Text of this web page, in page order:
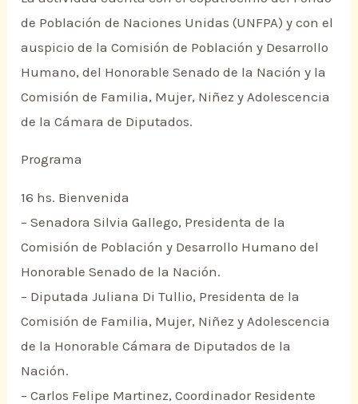
de Población de Naciones Unidas (UNFPA) y con el
auspicio de la Comisión de Población y Desarrollo
Humano, del Honorable Senado de la Nación y la
Comisión de Familia, Mujer, Niñez y Adolescencia
de la Cámara de Diputados.
Programa
16 hs. Bienvenida
– Senadora Silvia Gallego, Presidenta de la
Comisión de Población y Desarrollo Humano del
Honorable Senado de la Nación.
– Diputada Juliana Di Tullio, Presidenta de la
Comisión de Familia, Mujer, Niñez y Adolescencia
de la Honorable Cámara de Diputados de la
Nación.
– Carlos Felipe Martinez, Coordinador Residente